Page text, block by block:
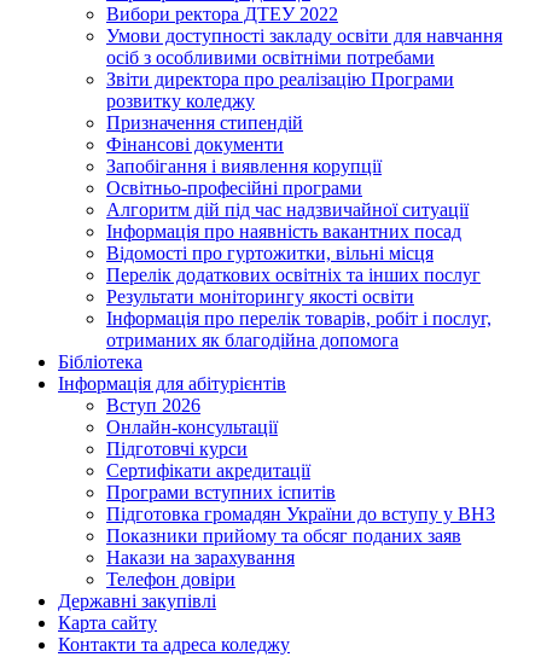
Вибори ректора ДТЕУ 2022
Умови доступності закладу освіти для навчання
осіб з особливими освітніми потребами
Звіти директора про реалізацію Програми
розвитку коледжу
Призначення стипендій
Фінансові документи
Запобігання і виявлення корупції
Освітньо-професійні програми
Алгоритм дій під час надзвичайної ситуації
Інформація про наявність вакантних посад
Відомості про гуртожитки, вільні місця
Перелік додаткових освітніх та інших послуг
Результати моніторингу якості освіти
Інформація про перелік товарів, робіт і послуг,
отриманих як благодійна допомога
Бібліотека
Інформація для абітурієнтів
Вступ 2026
Онлайн-консультації
Підготовчі курси
Сертифікати акредитації
Програми вступних іспитів
Підготовка громадян України до вступу у ВНЗ
Показники прийому та обсяг поданих заяв
Накази на зарахування
Телефон довіри
Державні закупівлі
Карта сайту
Контакти та адреса коледжу